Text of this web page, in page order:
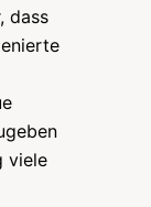
dass
viele